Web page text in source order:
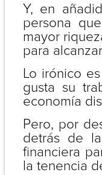
Y, en
persona
mayor
para
Lo irónico
gusta su
economía
Pero, por
detrás de
financiera
la tenencia